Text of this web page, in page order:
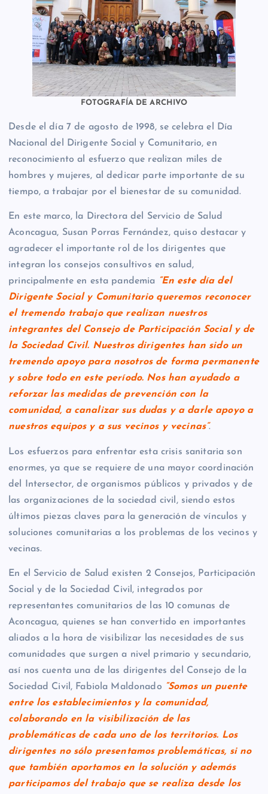
FOTOGRAFÍA DE ARCHIVO
Desde el día 7 de agosto de 1998, se celebra el Día
Nacional del Dirigente Social y Comunitario, en
reconocimiento al esfuerzo que realizan miles de
hombres y mujeres, al dedicar parte importante de su
tiempo, a trabajar por el bienestar de su comunidad.
En este marco, la Directora del Servicio de Salud
Aconcagua, Susan Porras Fernández, quiso destacar y
agradecer el importante rol de los dirigentes que
integran los consejos consultivos en salud,
principalmente en esta pandemia “En este día del
Dirigente Social y Comunitario queremos reconocer
el tremendo trabajo que realizan nuestros
integrantes del Consejo de Participación Social y de
la Sociedad Civil. Nuestros dirigentes han sido un
tremendo apoyo para nosotros de forma permanente
y sobre todo en este período. Nos han ayudado a
reforzar las medidas de prevención con la
comunidad, a canalizar sus dudas y a darle apoyo a
nuestros equipos y a sus vecinos y vecinas”.
Los esfuerzos para enfrentar esta crisis sanitaria son
enormes, ya que se requiere de una mayor coordinación
del Intersector, de organismos públicos y privados y de
las organizaciones de la sociedad civil, siendo estos
últimos piezas claves para la generación de vínculos y
soluciones comunitarias a los problemas de los vecinos y
vecinas.
En el Servicio de Salud existen 2 Consejos, Participación
Social y de la Sociedad Civil, integrados por
representantes comunitarios de las 10 comunas de
Aconcagua, quienes se han convertido en importantes
aliados a la hora de visibilizar las necesidades de sus
comunidades que surgen a nivel primario y secundario,
así nos cuenta una de las dirigentes del Consejo de la
Sociedad Civil, Fabiola Maldonado “Somos un puente
entre los establecimientos y la comunidad,
colaborando en la visibilización de las
problemáticas de cada uno de los territorios. Los
dirigentes no sólo presentamos problemáticas, si no
que también aportamos en la solución y además
participamos del trabajo que se realiza desde los